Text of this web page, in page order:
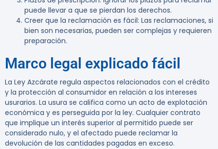
puede llevar a que se pierdan los derechos.
Creer que la reclamación es fácil: Las reclamaciones, si
bien son necesarias, pueden ser complejas y requieren
preparación.
Marco legal explicado fácil
La Ley Azcárate regula aspectos relacionados con el crédito
y la protección al consumidor en relación a los intereses
usurarios. La usura se califica como un acto de explotación
económica y es perseguida por la ley. Cualquier contrato
que implique un interés superior al permitido puede ser
considerado nulo, y el afectado puede reclamar la
devolución de las cantidades pagadas en exceso.